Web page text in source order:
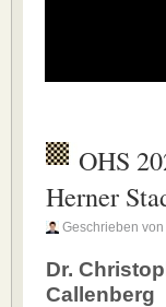
OHS
Herner
Geschrieben von
Dr.
Callenberg